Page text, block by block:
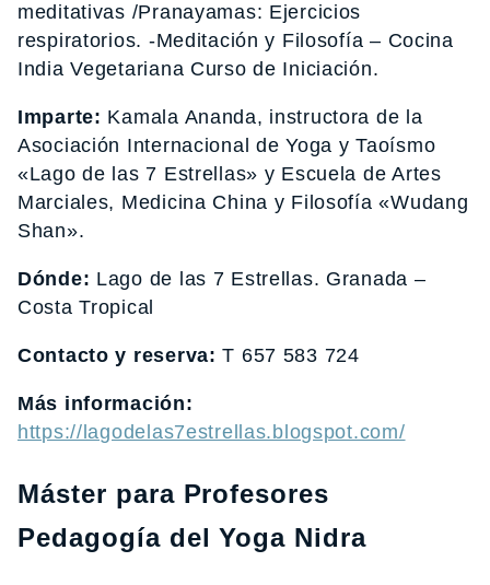
meditativas /Pranayamas: Ejercicios
respiratorios. -Meditación y Filosofía – Cocina
India Vegetariana Curso de Iniciación.
Imparte: Kamala Ananda, instructora de la
Asociación Internacional de Yoga y Taoísmo
«Lago de las 7 Estrellas» y Escuela de Artes
Marciales, Medicina China y Filosofía «Wudang
Shan».
Dónde: Lago de las 7 Estrellas. Granada –
Costa Tropical
Contacto y reserva: T 657 583 724
Más información:
https://lagodelas7estrellas.blogspot.com/
Máster para Profesores
Pedagogía del Yoga Nidra